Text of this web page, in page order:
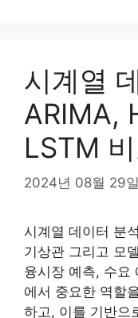
시계열
ARIMA,
LSTM
2024년 08월 29일
시계열 데이터 분
기상관 그리고 모
융시장 예측, 수요
에서 중요한 역할
하고, 이를 기반으